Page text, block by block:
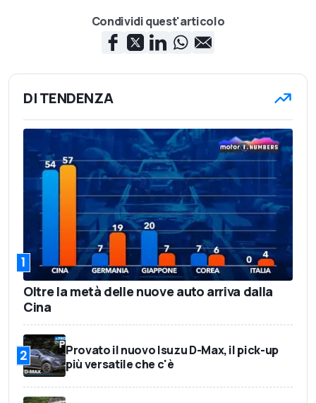
Condividi quest'articolo
DI TENDENZA
1
Oltre la metà delle nuove auto arriva dalla
Cina
2
Provato il nuovo Isuzu D-Max, il pick-up
più versatile che c'è